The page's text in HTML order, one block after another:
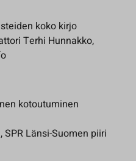
koko kirjo
Terhi Hunnakko,
kotoutuminen
Länsi-Suomen piiri